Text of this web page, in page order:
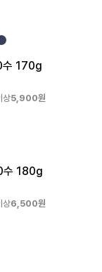
개
수 170g
상5,900원
개
수 180g
상6,500원